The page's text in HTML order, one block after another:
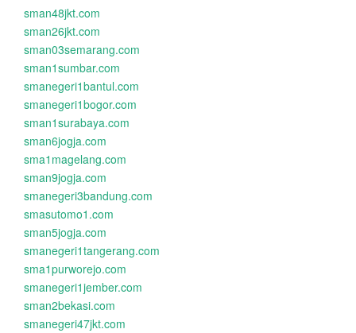
sman48jkt.com
sman26jkt.com
sman03semarang.com
sman1sumbar.com
smanegeri1bantul.com
smanegeri1bogor.com
sman1surabaya.com
sman6jogja.com
sma1magelang.com
sman9jogja.com
smanegeri3bandung.com
smasutomo1.com
sman5jogja.com
smanegeri1tangerang.com
sma1purworejo.com
smanegeri1jember.com
sman2bekasi.com
smanegeri47jkt.com